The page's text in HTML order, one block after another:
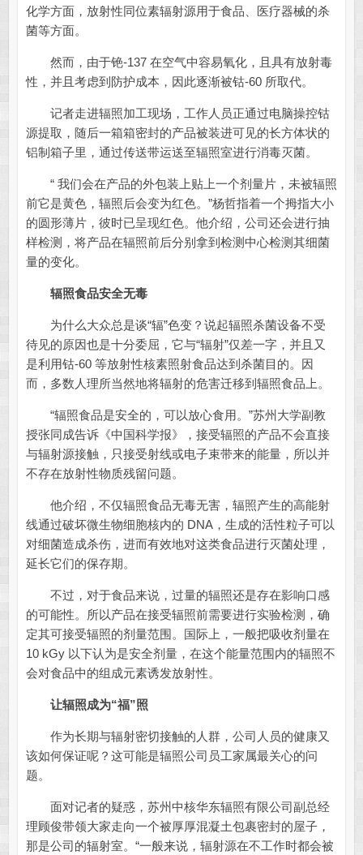
化学方面，放射性同位素辐射源用于食品、医疗器械的杀
菌等方面。
然而，由于铯-137 在空气中容易氧化，且具有放射毒
性，并且考虑到防护成本，因此逐渐被钴-60 所取代。
记者走进辐照加工现场，工作人员正通过电脑操控钴
源提取，随后一箱箱密封的产品被装进可见的长方体状的
铝制箱子里，通过传送带运送至辐照室进行消毒灭菌。
“ 我们会在产品的外包装上贴上一个剂量片，未被辐照
前它是黄色，辐照后会变为红色。”杨哲指着一个拇指大小
的圆形薄片，彼时已呈现红色。他介绍，公司还会进行抽
样检测，将产品在辐照前后分别拿到检测中心检测其细菌
量的变化。
辐照食品安全无毒
为什么大众总是谈“辐”色变？说起辐照杀菌设备不受
待见的原因也是十分委屈，它与“辐射”仅差一字，并且又
是利用钴-60 等放射性核素照射食品达到杀菌目的。因
而，多数人理所当然地将辐射的危害迁移到辐照食品上。
“辐照食品是安全的，可以放心食用。”苏州大学副教
授张同成告诉《中国科学报》，接受辐照的产品不会直接
与辐射源接触，只接受射线或电子束带来的能量，所以并
不存在放射性物质残留问题。
他介绍，不仅辐照食品无毒无害，辐照产生的高能射
线通过破坏微生物细胞核内的 DNA，生成的活性粒子可以
对细菌造成杀伤，进而有效地对这类食品进行灭菌处理，
延长它们的保存期。
不过，对于食品来说，过量的辐照还是存在影响口感
的可能性。所以产品在接受辐照前需要进行实验检测，确
定其可接受辐照的剂量范围。国际上，一般把吸收剂量在
10 kGy 以下认为是安全剂量，在这个能量范围内的辐照不
会对食品中的组成元素诱发放射性。
让辐照成为“福”照
作为长期与辐射密切接触的人群，公司人员的健康又
该如何保证呢？这可能是辐照公司员工家属最关心的问
题。
面对记者的疑惑，苏州中核华东辐照有限公司副总经
理顾俊带领大家走向一个被厚厚混凝土包裹密封的屋子，
那是公司的辐射室。“一般来说，辐射源在不工作时都会被